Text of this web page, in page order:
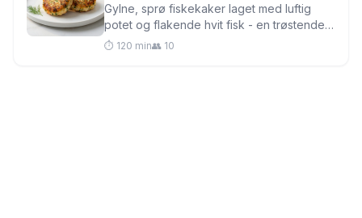
Gylne, sprø fiskekaker laget med luftig
potet og flakende hvit fisk - en trøstende
britisk klassiker som er skånsom mot
⏱️ 120 min👥 10